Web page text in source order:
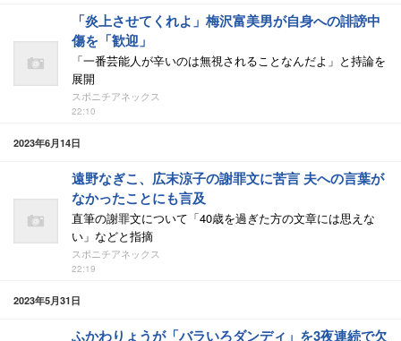
「炎上させてくれよ」梅沢富美男が自身への誹謗中
傷を「歓迎」
「一番芸能人が辛いのは無視されることなんだよ」と持論を
展開
スポニチアネックス
22:10
2023年6月14日
遠野なぎこ、広末涼子の謝罪文に苦言 夫への言葉が
なかったことにも言及
直筆の謝罪文について「40歳を過ぎた方の文章には思えな
い」などと指摘
スポニチアネックス
22:19
2023年5月31日
ふかわりょうが「バラいろダンディ」を3夜連続で欠